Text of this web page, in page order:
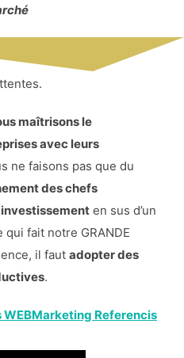
maîtrisons le
avec leurs
ne faisons pas que du
des chefs
investissement en sus d’un
qui fait notre GRANDE
il faut adopter des
.
Referencis